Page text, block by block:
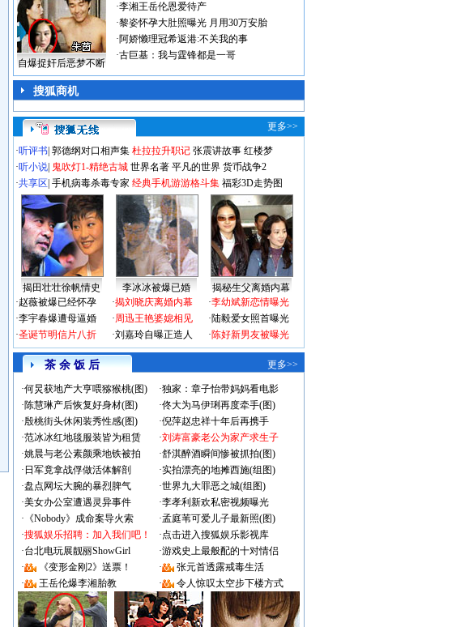
自爆捉奸后恶梦不断
·李湘王岳伦恩爱待产
·黎姿怀孕大肚照曝光 月用30万安胎
·阿娇懒理冠希返港:不关我的事
·古巨基：我与霆锋都是一哥
搜狐商机
更多>>
·听评书 郭德纲对口相声集 杜拉拉升职记 张震讲故事 红楼梦
·听小说 鬼吹灯1-精绝古城 世界名著 平凡的世界 货币战争2
·共享区 手机病毒杀毒专家 经典手机游游格斗集 福彩3D走势图
揭田壮壮徐帆情史 李冰冰被爆已婚
揭秘生父离婚内幕
·赵薇被爆已经怀孕
·李宇春爆遭母逼婚
·圣诞节明信片八折
·揭刘晓庆离婚内幕
·周迅王艳婆媳相见
·刘嘉玲自曝正造人
·李幼斌新恋情曝光
·陆毅爱女照首曝光
·陈好新男友被曝光
茶 余 饭 后 更多>>
·何炅获地产大亨喂猕猴桃(图) ·独家：章子怡带妈妈看电影
·陈慧琳产后恢复好身材(图) ·佟大为马伊琍再度牵手(图)
·殷桃街头休闲装秀性感(图) ·倪萍赵忠祥十年后再携手
·范冰冰红地毯服装皆为租赁 ·刘涛富豪老公为家产求生子
·姚晨与老公素颜乘地铁被拍 ·舒淇醉酒瞬间惨被抓拍(图)
· 日军竟拿战俘做活体解剖 ·实拍漂亮的地摊西施(组图)
·盘点网坛大腕的暴烈脾气 ·世界九大罪恶之城(组图)
·美女办公室遭遇灵异事件 ·李孝利新欢私密视频曝光
· 《Nobody》成命案导火索 ·孟庭苇可爱儿子最新照(图)
·搜狐娱乐招聘：加入我们吧！ ·点击进入搜狐娱乐影视库
·台北电玩展靓丽ShowGirl ·游戏史上最般配的十对情侣
·
《变形金刚2》送票！ ·
张元首透露戒毒生活
·
王岳伦爆李湘胎教 · 令人惊叹太空步下楼方式